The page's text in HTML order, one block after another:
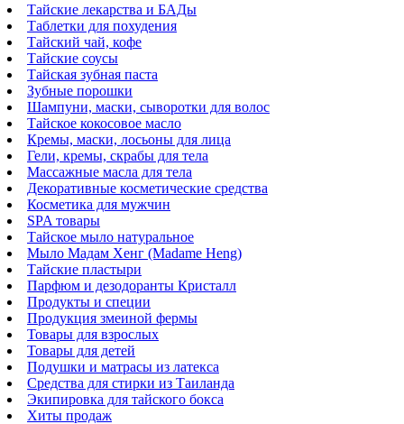
Тайские лекарства и БАДы
Таблетки для похудения
Тайский чай, кофе
Тайские соусы
Тайская зубная паста
Зубные порошки
Шампуни, маски, сыворотки для волос
Тайское кокосовое масло
Кремы, маски, лосьоны для лица
Гели, кремы, скрабы для тела
Массажные масла для тела
Декоративные косметические средства
Косметика для мужчин
SPA товары
Тайское мыло натуральное
Мыло Мадам Хенг (Madame Heng)
Тайские пластыри
Парфюм и дезодоранты Кристалл
Продукты и специи
Продукция змеиной фермы
Товары для взрослых
Товары для детей
Подушки и матрасы из латекса
Средства для стирки из Таиланда
Экипировка для тайского бокса
Хиты продаж